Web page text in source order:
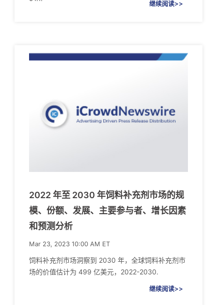
继续阅读>>
2022 年至 2030 年饲料补充剂市场的规
模、份额、发展、主要参与者、增长因素
和预测分析
Mar 23, 2023 10:00 AM ET
饲料补充剂市场洞察到 2030 年，全球饲料补充剂市
场的价值估计为 499 亿美元，2022-2030.
继续阅读>>